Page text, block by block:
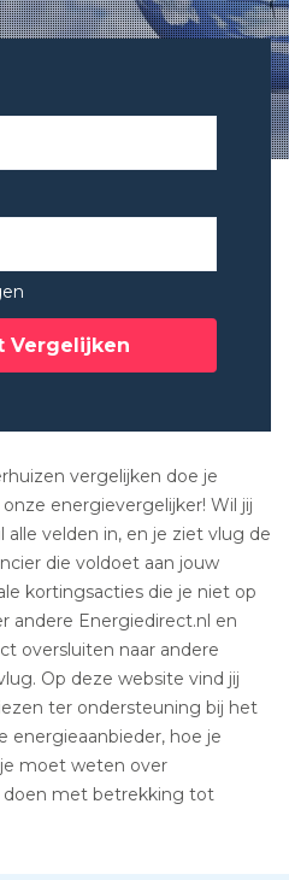
Vergelijken
vergelijken doe je
energievergelijker! Wil jij
alle velden in, en je ziet vlug de
die voldoet aan jouw
kortingsacties die je niet op
andere Energiedirect.nl en
oversluiten naar andere
Op deze website vind jij
ter ondersteuning bij het
energieaanbieder, hoe je
moet weten over
doen met betrekking tot